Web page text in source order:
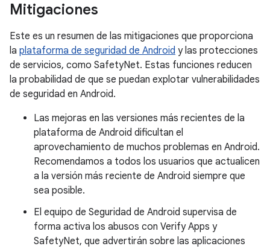
Mitigaciones
Este es un resumen de las mitigaciones que proporciona
la plataforma de seguridad de Android y las protecciones
de servicios, como SafetyNet. Estas funciones reducen
la probabilidad de que se puedan explotar vulnerabilidades
de seguridad en Android.
Las mejoras en las versiones más recientes de la
plataforma de Android dificultan el
aprovechamiento de muchos problemas en Android.
Recomendamos a todos los usuarios que actualicen
a la versión más reciente de Android siempre que
sea posible.
El equipo de Seguridad de Android supervisa de
forma activa los abusos con Verify Apps y
SafetyNet, que advertirán sobre las aplicaciones